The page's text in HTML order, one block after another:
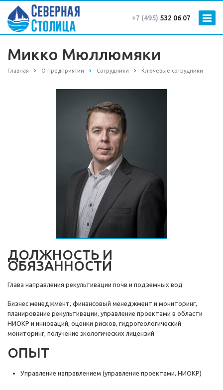
+7 (495) 532 06 07
Микко Мюллюмяки
Главная О предприятии Сотрудники Ключевые сотрудники
ДОЛЖНОСТЬ И
ОБЯЗАННОСТИ
Глава направления рекультивации почв и подземных вод
Бизнес менеджмент, финансовый менеджмент и мониторинг,
планирование рекультивации, управление проектами в области
НИОКР и инноваций, оценки рисков, гидрогеологический
мониторинг, получение экологических лицензий
ОПЫТ
Управление направлением (управление проектами, НИОКР)